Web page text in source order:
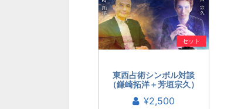
セット
東西占術シンボル対談
（鎌崎拓洋＋芳垣宗久）
¥2,500